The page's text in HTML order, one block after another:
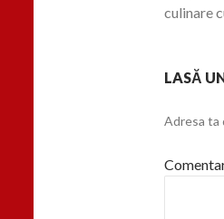
culinare
LASĂ
Adresa ta